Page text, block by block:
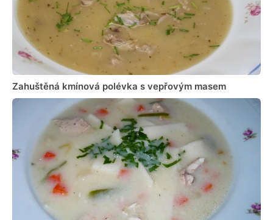
Zahuštěná kmínová polévka s vepřovým masem